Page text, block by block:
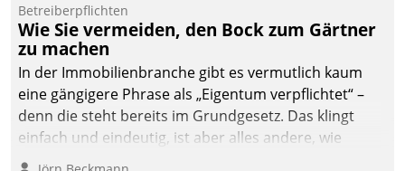
passende Fragen und
Schlagworte auswirft.
Eine intuitive
Dialogführung ermöglicht
dem externen
Serviceteam, Anrufe von
Mietenden zügiger und
Betreiberpflichten
Wie Sie vermeiden, den Bock zum Gärtner
zu machen
In der Immobilienbranche gibt es vermutlich kaum
eine gängigere Phrase als „Eigentum verpflichtet“ –
denn die steht bereits im Grundgesetz. Das klingt
einfach und eindeutig, ist aber alles andere, wie
Branchenbeschäftigte wissen. Denn mit der